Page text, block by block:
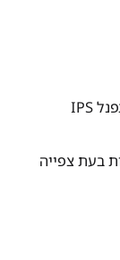
IPS
בעת צפייה